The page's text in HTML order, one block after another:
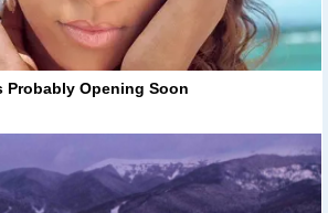
Probably Opening Soon